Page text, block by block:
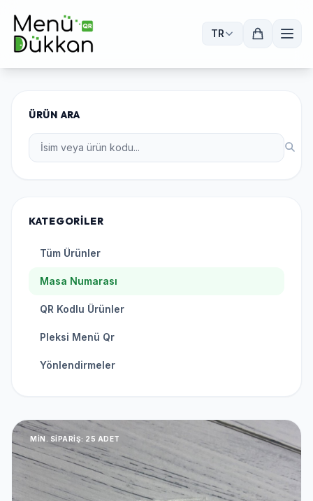
TR
ÜRÜN ARA
KATEGORILER
Tüm Ürünler
Masa Numarası
QR Kodlu Ürünler
Pleksi Menü Qr
Yönlendirmeler
MIN. SIPARIŞ: 25 ADET